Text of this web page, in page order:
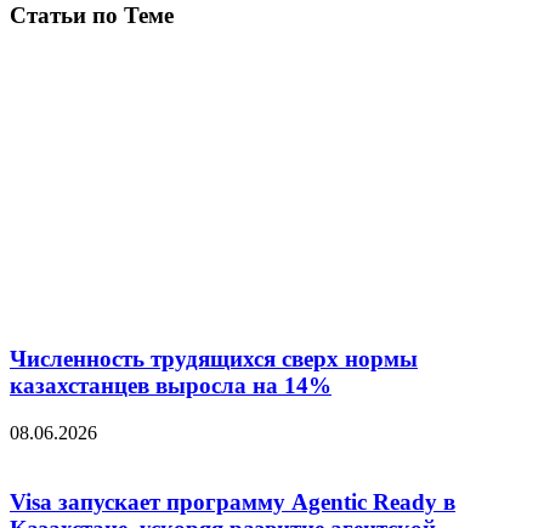
Статьи по Теме
Численность трудящихся сверх нормы
казахстанцев выросла на 14%
08.06.2026
Visa запускает программу Agentic Ready в